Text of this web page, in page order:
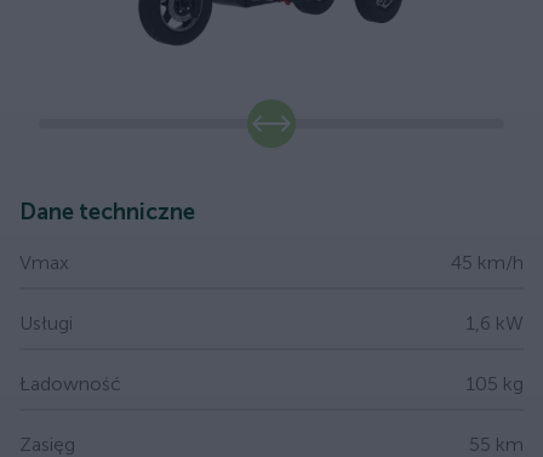
Dane techniczne
Vmax 45 km/h
Usługi 1,6 kW
Ładowność 105 kg
Zasięg 55 km